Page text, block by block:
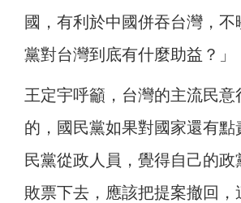
國，有利於中國併吞台灣，不
黨對台灣到底有什麼助益？」
王定宇呼籲，台灣的主流民意
的，國民黨如果對國家還有點
民黨從政人員，覺得自己的政
敗票下去，應該把提案撤回，